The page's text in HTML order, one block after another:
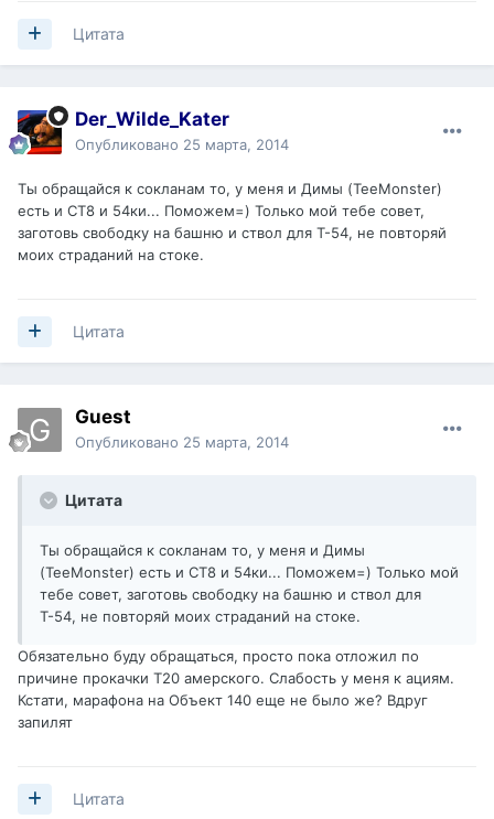
Цитата
Der_Wilde_Kater
Опубликовано 25 марта, 2014
Ты обращайся к сокланам то, у меня и Димы (TeeMonster)
есть и СТ8 и 54ки... Поможем=) Только мой тебе совет,
заготовь свободку на башню и ствол для Т-54, не повторяй
моих страданий на стоке.
Цитата
Guest
Опубликовано 25 марта, 2014
Цитата
Ты обращайся к сокланам то, у меня и Димы
(TeeMonster) есть и СТ8 и 54ки... Поможем=) Только мой
тебе совет, заготовь свободку на башню и ствол для
Т-54, не повторяй моих страданий на стоке.
Обязательно буду обращаться, просто пока отложил по
причине прокачки Т20 амерского. Слабость у меня к ациям.
Кстати, марафона на Объект 140 еще не было же? Вдруг
запилят
Цитата